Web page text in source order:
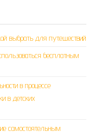
выбрать для путешествий
бесплатным
в процессе
в детских
самостоятельным